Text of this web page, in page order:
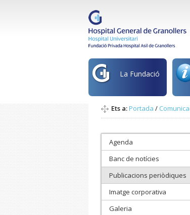
La Fundació
Ets a:Portada /
Agenda
Banc de notícies
Publicacions periòdiques
Imatge corporativa
Galeria